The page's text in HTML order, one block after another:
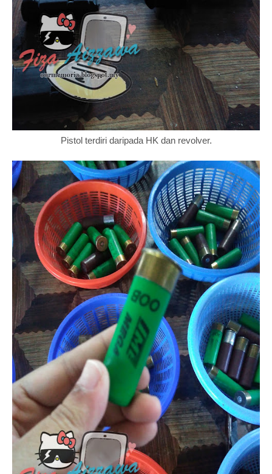
Pistol terdiri daripada HK dan revolver.